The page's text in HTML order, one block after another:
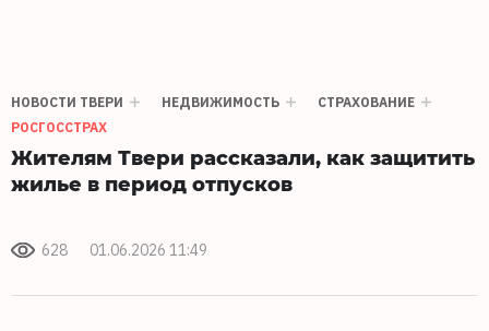
НОВОСТИ ТВЕРИ НЕДВИЖИМОСТЬ
СТРАХОВАНИЕ
РОСГОССТРАХ
Жителям Твери рассказали, как защитить
жилье в период отпусков
628 01.06.2026 11:49